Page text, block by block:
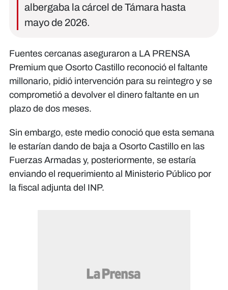
albergaba la cárcel de Támara hasta
mayo de 2026.
Fuentes cercanas aseguraron a LA PRENSA
Premium que Osorto Castillo reconoció el faltante
millonario, pidió intervención para su reintegro y se
comprometió a devolver el dinero faltante en un
plazo de dos meses.
Sin embargo, este medio conoció que esta semana
le estarían dando de baja a Osorto Castillo en las
Fuerzas Armadas y, posteriormente, se estaría
enviando el requerimiento al Ministerio Público por
la fiscal adjunta del INP.